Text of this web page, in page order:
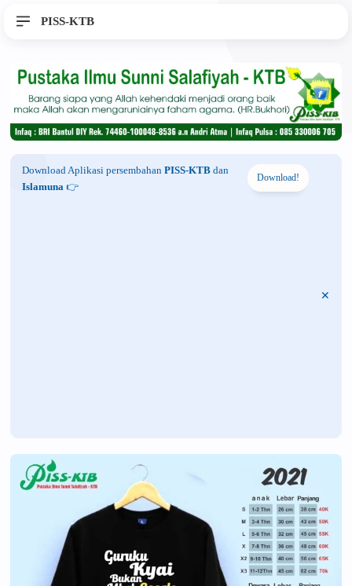
PISS-KTB
Download Aplikasi persembahan PISS-KTB dan
Islamuna 👉
Download!